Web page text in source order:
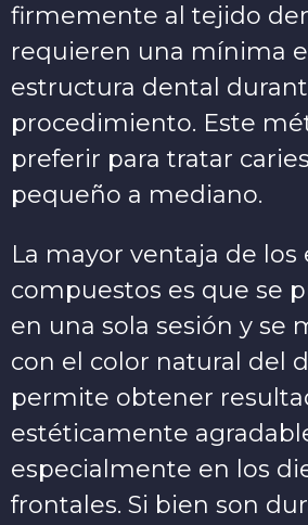
firmemente al tejido
requieren una mínima
estructura dental
procedimiento. Este
preferir para tratar
pequeño a mediano.
La mayor ventaja de los
compuestos es que se
en una sola sesión y se
con el color natural del
permite obtener
estéticamente
especialmente en los
frontales. Si bien son